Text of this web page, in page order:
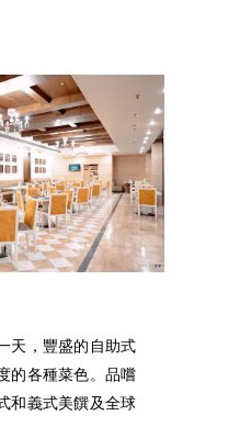
天，豐盛的自助式
的各種菜色。品嚐
和義式美饌及全球